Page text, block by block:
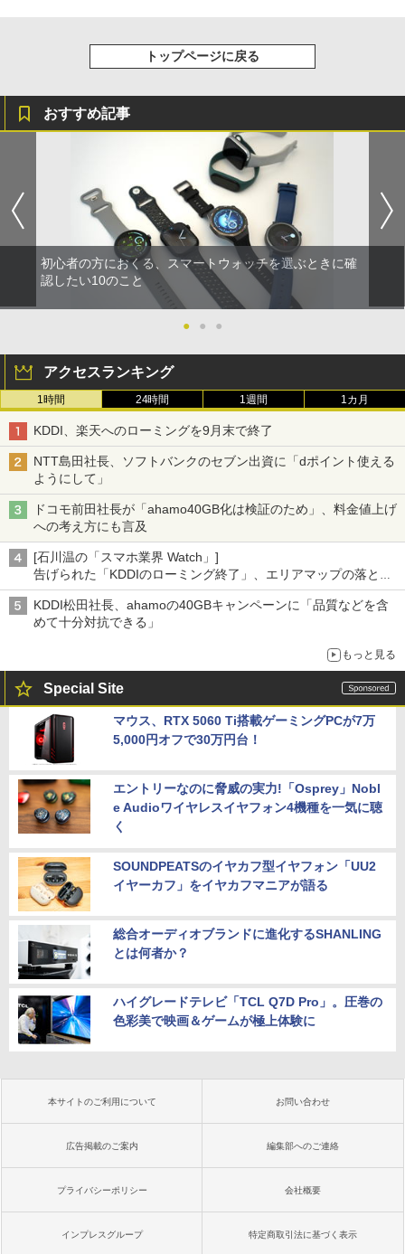
トップページに戻る
おすすめ記事
初心者の方におくる、スマートウォッチを選ぶときに確
認したい10のこと
● ● ●
アクセスランキング
1時間 24時間 1週間 1カ月
KDDI、楽天へのローミングを9月末で終了
NTT島田社長、ソフトバンクのセブン出資に「dポイント使える
ようにして」
ドコモ前田社長が「ahamo40GB化は検証のため」、料金値上げ
への考え方にも言及
[石川温の「スマホ業界 Watch」]
告げられた「KDDIのローミング終了」、エリアマップの落とし
穴と楽天モバイルの課題
KDDI松田社長、ahamoの40GBキャンペーンに「品質などを含
めて十分対抗できる」
もっと見る
Special Site
マウス、RTX 5060 Ti搭載ゲーミングPCが7万
5,000円オフで30万円台！
エントリーなのに脅威の実力!「Osprey」Nobl
e Audioワイヤレスイヤフォン4機種を一気に聴
く
SOUNDPEATSのイヤカフ型イヤフォン「UU2
イヤーカフ」をイヤカフマニアが語る
総合オーディオブランドに進化するSHANLING
とは何者か？
ハイグレードテレビ「TCL Q7D Pro」。圧巻の
色彩美で映画＆ゲームが極上体験に
本サイトのご利用について お問い合わせ
広告掲載のご案内 編集部へのご連絡
プライバシーポリシー 会社概要
インプレスグループ 特定商取引法に基づく表示